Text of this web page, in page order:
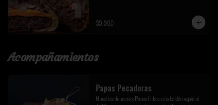
$9.900
Acompañamientos
Papas Pecadoras
Nuestras deliciosas Papas fritas corte bastón especial